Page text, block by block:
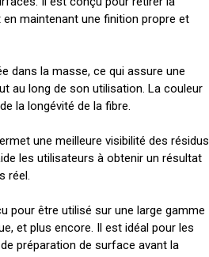
maintenant une finition propre et
dans la masse, ce qui assure une
au long de son utilisation. La couleur
la longévité de la fibre.
une meilleure visibilité des résidus
les utilisateurs à obtenir un résultat
réel.
pour être utilisé sur une large gamme
et plus encore. Il est idéal pour les
préparation de surface avant la